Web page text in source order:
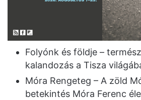
Folyónk és földje –
kalandozás a Tisza
Móra Rengeteg – A zöld
betekintés Móra Ferenc